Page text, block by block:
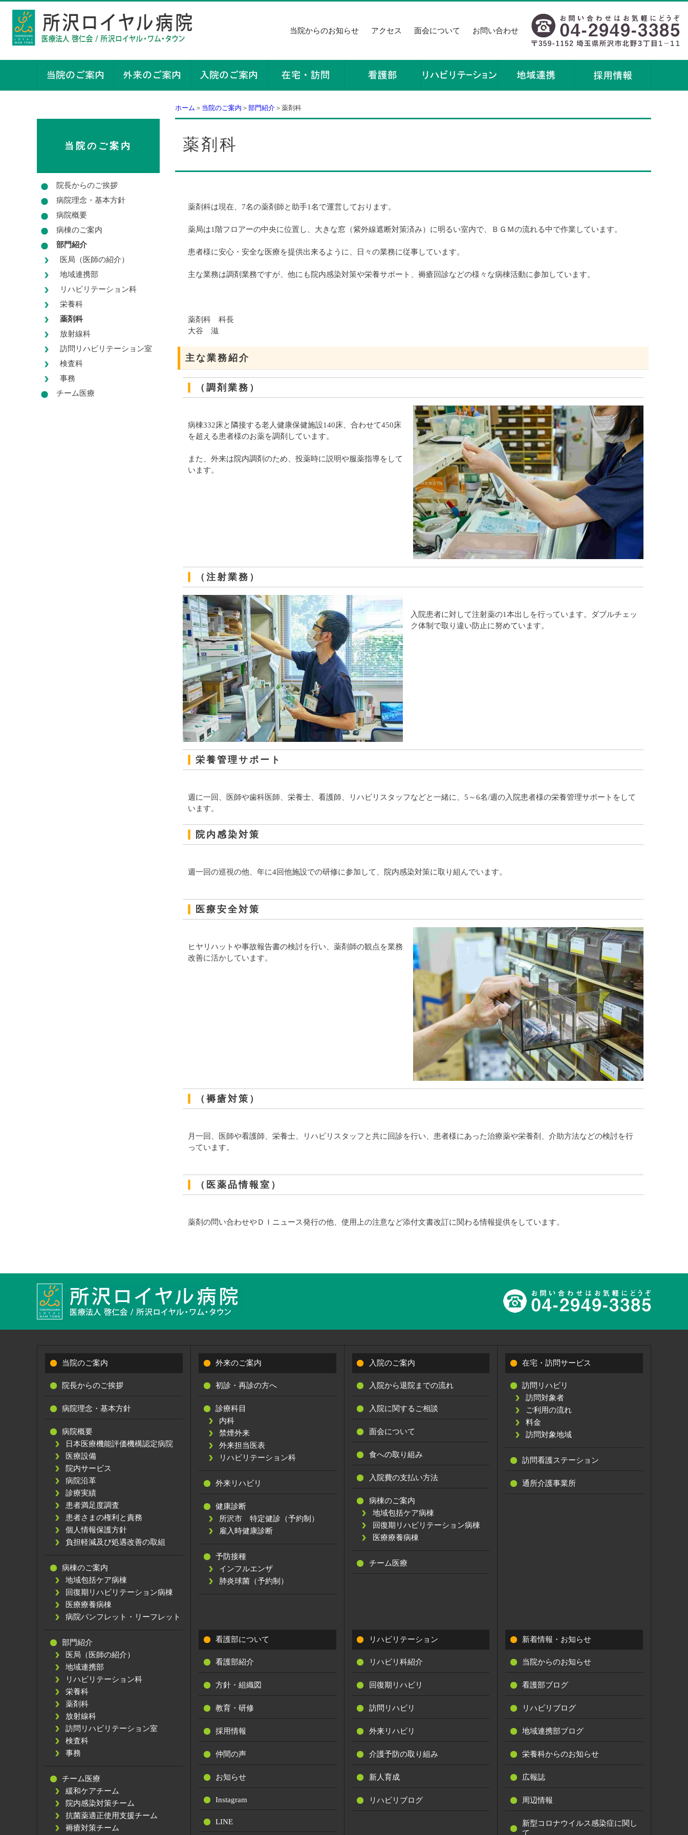
当院からのお知らせ アクセス 面会について お問い合わせ
ホーム ＞ 当院のご案内 ＞ 部門紹介 ＞薬剤科
薬剤科
薬剤科は現在、7名の薬剤師と助手1名で運営しております。
薬局は1階フロアーの中央に位置し、大きな窓（紫外線遮断対策済み）に明るい室内で、ＢＧＭの流れる中で作業しています。
患者様に安心・安全な医療を提供出来るように、日々の業務に従事しています。
主な業務は調剤業務ですが、他にも院内感染対策や栄養サポート、褥瘡回診などの様々な病棟活動に参加しています。
薬剤科 科長
大谷 滋
主な業務紹介
（調剤業務）
病棟332床と隣接する老人健康保健施設140床、合わせて450床
を超える患者様のお薬を調剤しています。
また、外来は院内調剤のため、投薬時に説明や服薬指導をして
います。
（注射業務）
入院患者に対して注射薬の1本出しを行っています。ダブルチェッ
ク体制で取り違い防止に努めています。
栄養管理サポート
週に一回、医師や歯科医師、栄養士、看護師、リハビリスタッフなどと一緒に、5～6名/週の入院患者様の栄養管理サポートをして
います。
院内感染対策
週一回の巡視の他、年に4回他施設での研修に参加して、院内感染対策に取り組んでいます。
医療安全対策
ヒヤリハットや事故報告書の検討を行い、薬剤師の観点を業務
改善に活かしています。
（褥瘡対策）
月一回、医師や看護師、栄養士、リハビリスタッフと共に回診を行い、患者様にあった治療薬や栄養剤、介助方法などの検討を行
っています。
（医薬品情報室）
薬剤の問い合わせやＤＩニュース発行の他、使用上の注意など添付文書改訂に関わる情報提供をしています。
当院のご案内
院長からのご挨拶
病院理念・基本方針
病院概要
病棟のご案内
部門紹介
医局（医師の紹介）
地域連携部
リハビリテーション科
栄養科
薬剤科
放射線科
訪問リハビリテーション室
検査科
事務
チーム医療
当院のご案内
院長からのご挨拶
病院理念・基本方針
病院概要
日本医療機能評価機構認定病院
医療設備
院内サービス
病院沿革
診療実績
患者満足度調査
患者さまの権利と責務
個人情報保護方針
負担軽減及び処遇改善の取組
病棟のご案内
地域包括ケア病棟
回復期リハビリテーション病棟
医療療養病棟
病院パンフレット・リーフレット
部門紹介
医局（医師の紹介）
地域連携部
リハビリテーション科
栄養科
薬剤科
放射線科
訪問リハビリテーション室
検査科
事務
チーム医療
緩和ケアチーム
院内感染対策チーム
抗菌薬適正使用支援チーム
褥瘡対策チーム
外来のご案内
初診・再診の方へ
診療科目
内科
禁煙外来
外来担当医表
リハビリテーション科
外来リハビリ
健康診断
所沢市 特定健診（予約制）
雇入時健康診断
予防接種
インフルエンザ
肺炎球菌（予約制）
入院のご案内
入院から退院までの流れ
入院に関するご相談
面会について
食への取り組み
入院費の支払い方法
病棟のご案内
地域包括ケア病棟
回復期リハビリテーション病棟
医療療養病棟
チーム医療
在宅・訪問サービス
訪問リハビリ
訪問対象者
ご利用の流れ
料金
訪問対象地域
訪問看護ステーション
通所介護事業所
看護部について
看護部紹介
方針・組織図
教育・研修
採用情報
仲間の声
お知らせ
Instagram
LINE
リハビリテーション
リハビリ科紹介
回復期リハビリ
訪問リハビリ
外来リハビリ
介護予防の取り組み
新人育成
リハビリブログ
新着情報・お知らせ
当院からのお知らせ
看護部ブログ
リハビリブログ
地域連携部ブログ
栄養科からのお知らせ
広報誌
周辺情報
新型コロナウイルス感染症に関し
て